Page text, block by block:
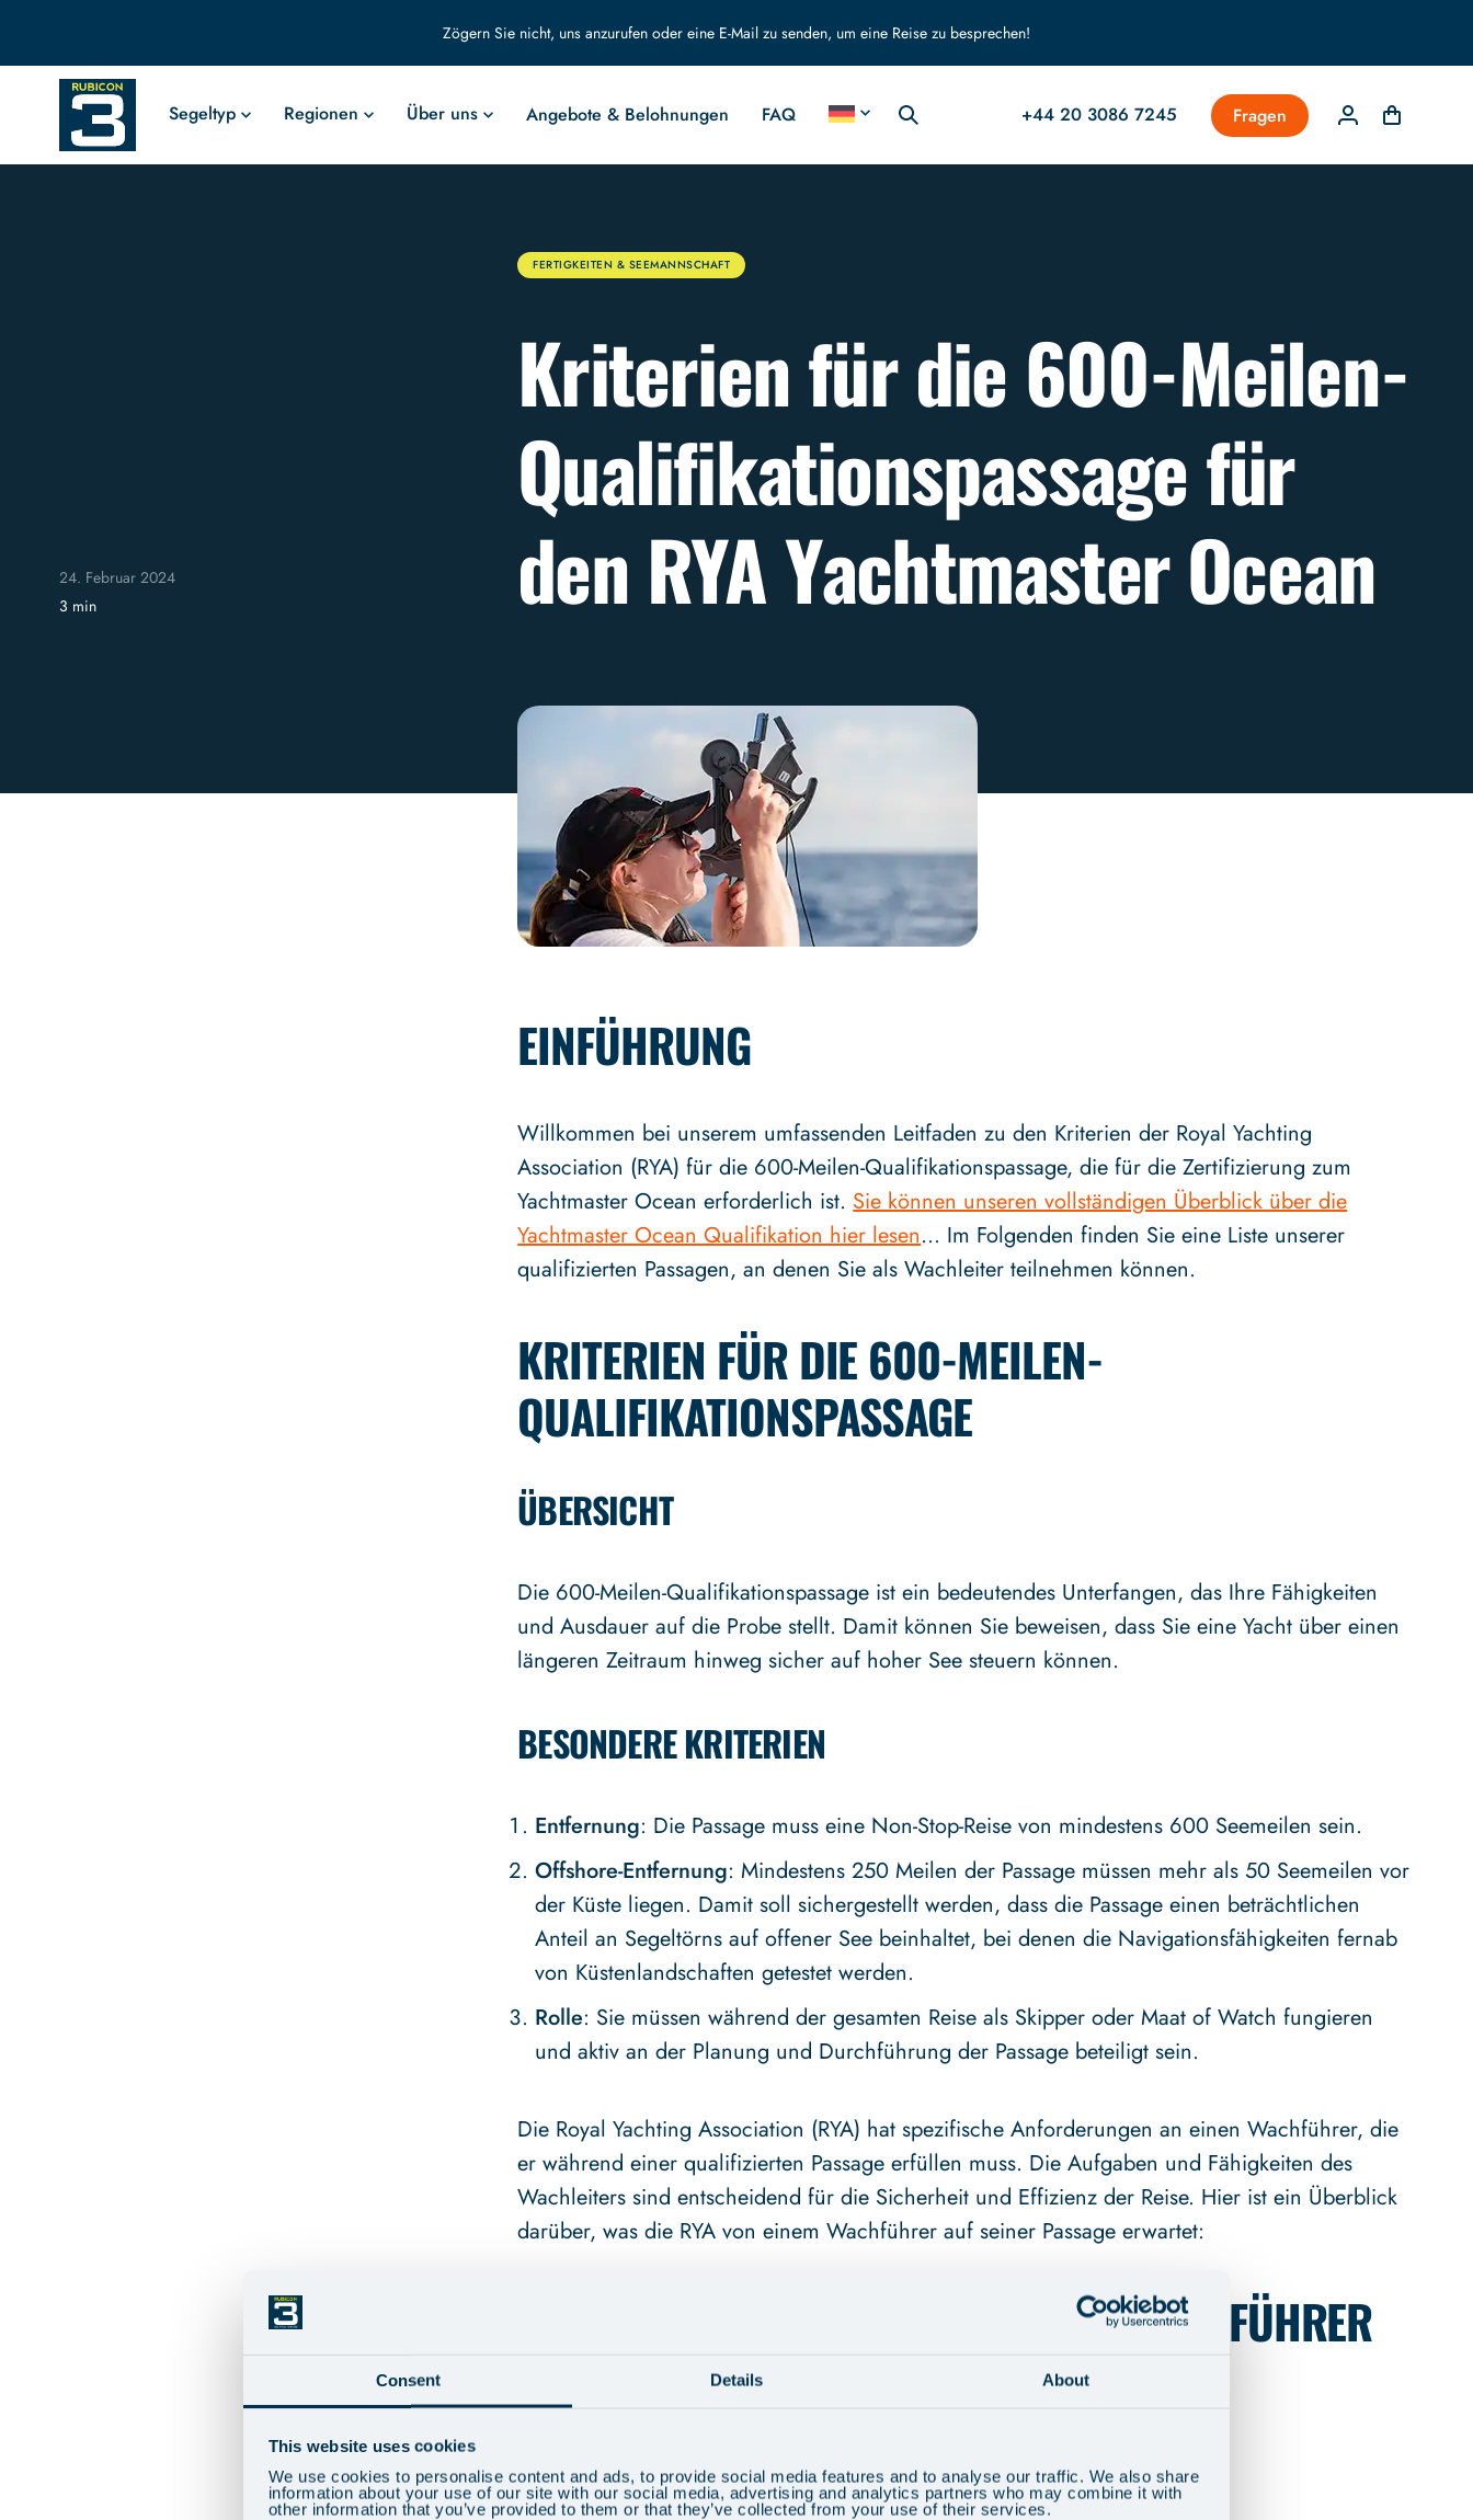
Consent Details About
This website uses cookies
We use cookies to personalise content and ads, to provide social media features and to analyse our traffic. We also share
information about your use of our site with our social media, advertising and analytics partners who may combine it with
other information that you’ve provided to them or that they’ve collected from your use of their services.
Zögern Sie nicht, uns anzurufen oder eine E-Mail zu senden, um eine Reise zu besprechen!
Segeltyp Regionen Über uns Angebote & Belohnungen FAQ +44 20 3086 7245 Fragen
24. Februar 2024
3 min
FERTIGKEITEN & SEEMANNSCHAFT
Kriterien für die 600-Meilen-
Qualifikationspassage für
den RYA Yachtmaster Ocean
EINFÜHRUNG
Willkommen bei unserem umfassenden Leitfaden zu den Kriterien der Royal Yachting
Association (RYA) für die 600-Meilen-Qualifikationspassage, die für die Zertifizierung zum
Yachtmaster Ocean erforderlich ist.Sie können unseren vollständigen Überblick über die
Yachtmaster Ocean Qualifikation hier lesen… Im Folgenden finden Sie eine Liste unserer
qualifizierten Passagen, an denen Sie als Wachleiter teilnehmen können.
KRITERIEN FÜR DIE 600-MEILEN-
QUALIFIKATIONSPASSAGE
ÜBERSICHT
Die 600-Meilen-Qualifikationspassage ist ein bedeutendes Unterfangen, das Ihre Fähigkeiten
und Ausdauer auf die Probe stellt. Damit können Sie beweisen, dass Sie eine Yacht über einen
längeren Zeitraum hinweg sicher auf hoher See steuern können.
BESONDERE KRITERIEN
Entfernung: Die Passage muss eine Non-Stop-Reise von mindestens 600 Seemeilen sein.
Offshore-Entfernung: Mindestens 250 Meilen der Passage müssen mehr als 50 Seemeilen vor
der Küste liegen. Damit soll sichergestellt werden, dass die Passage einen beträchtlichen
Anteil an Segeltörns auf offener See beinhaltet, bei denen die Navigationsfähigkeiten fernab
von Küstenlandschaften getestet werden.
Rolle: Sie müssen während der gesamten Reise als Skipper oder Maat of Watch fungieren
und aktiv an der Planung und Durchführung der Passage beteiligt sein.
Die Royal Yachting Association (RYA) hat spezifische Anforderungen an einen Wachführer, die
er während einer qualifizierten Passage erfüllen muss. Die Aufgaben und Fähigkeiten des
Wachleiters sind entscheidend für die Sicherheit und Effizienz der Reise. Hier ist ein Überblick
darüber, was die RYA von einem Wachführer auf seiner Passage erwartet:
RYA-ANFORDERUNGEN FÜR EINEN WACHFÜHRER
AUF EINER QUALIFIKATIONSPASSAGE
1.FÜHRUNG UND TEAMMANAGEMENT